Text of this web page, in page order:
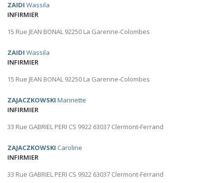
ZAIDI Wassila
INFIRMIER
15 Rue JEAN BONAL 92250 La Garenne-Colombes
ZAIDI Wassila
INFIRMIER
15 Rue JEAN BONAL 92250 La Garenne-Colombes
ZAJACZKOWSKI Marinette
INFIRMIER
33 Rue GABRIEL PERI CS 9922 63037 Clermont-Ferrand
ZAJACZKOWSKI Caroline
INFIRMIER
33 Rue GABRIEL PERI CS 9922 63037 Clermont-Ferrand